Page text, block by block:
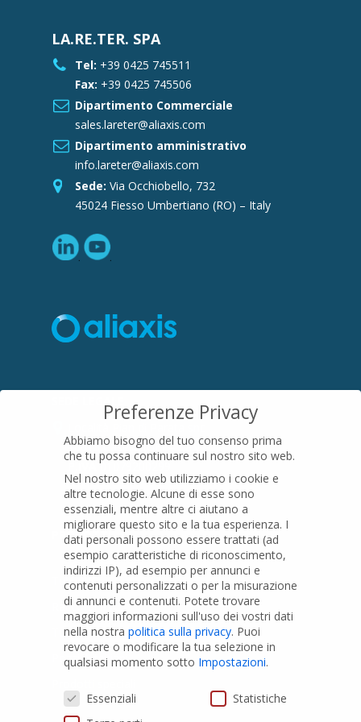
LA.RE.TER. SPA
Tel: +39 0425 745511
Fax: +39 0425 745506
Dipartimento Commerciale
sales.lareter@aliaxis.com
Dipartimento amministrativo
info.lareter@aliaxis.com
Sede: Via Occhiobello, 732
45024 Fiesso Umbertiano (RO) – Italy
16015 Casella (GE) – Italy
01079200299
PRODOTTI
Tubi PVC
Raccordi PVC
Tubi e Raccordi in PVC-A
Pozzi Artesiani
Preferenze Privacy
Abbiamo bisogno del tuo consenso prima
che tu possa continuare sul nostro sito web.
Nel nostro sito web utilizziamo i cookie e
altre tecnologie. Alcune di esse sono
essenziali, mentre altre ci aiutano a
migliorare questo sito e la tua esperienza. I
dati personali possono essere trattati (ad
esempio caratteristiche di riconoscimento,
indirizzi IP), ad esempio per annunci e
contenuti personalizzati o per la misurazione
di annunci e contenuti. Potete trovare
maggiori informazioni sull'uso dei vostri dati
nella nostra politica sulla privacy. Puoi
revocare o modificare la tua selezione in
qualsiasi momento sotto Impostazioni.
Preferenze Privacy
Essenziali
Statistiche